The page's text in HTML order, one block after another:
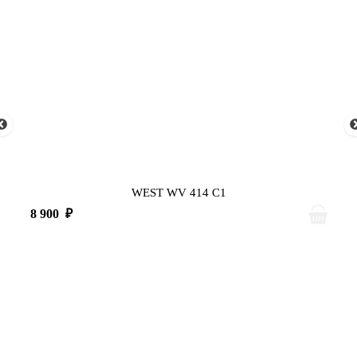
WEST WV 414 C1
8 900 ₽